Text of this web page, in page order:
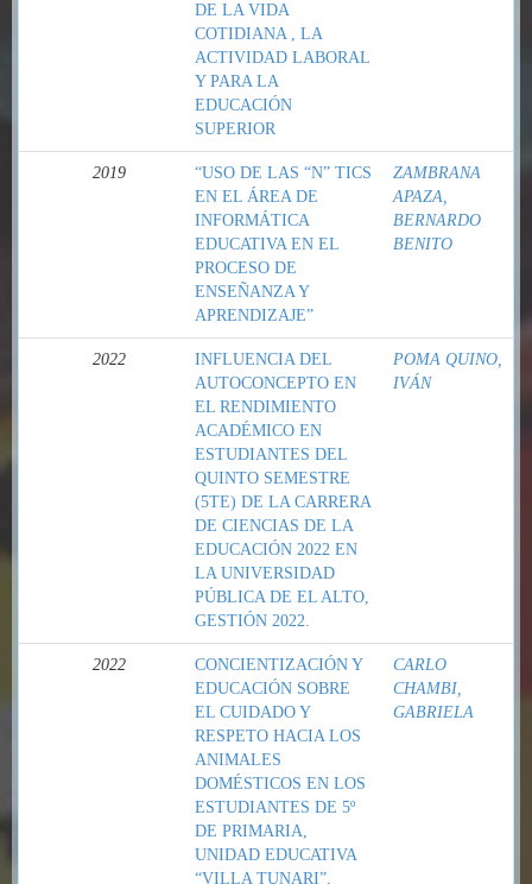
DE LA VIDA
COTIDIANA , LA
ACTIVIDAD LABORAL
Y PARA LA
EDUCACIÓN
SUPERIOR
2019
“USO DE LAS “N” TICS
EN EL ÁREA DE
INFORMÁTICA
EDUCATIVA EN EL
PROCESO DE
ENSEÑANZA Y
APRENDIZAJE”
ZAMBRANA
APAZA,
BERNARDO
BENITO
2022
INFLUENCIA DEL
AUTOCONCEPTO EN
EL RENDIMIENTO
ACADÉMICO EN
ESTUDIANTES DEL
QUINTO SEMESTRE
(5TE) DE LA CARRERA
DE CIENCIAS DE LA
EDUCACIÓN 2022 EN
LA UNIVERSIDAD
PÚBLICA DE EL ALTO,
GESTIÓN 2022.
POMA QUINO,
IVÁN
2022
CONCIENTIZACIÓN Y
EDUCACIÓN SOBRE
EL CUIDADO Y
RESPETO HACIA LOS
ANIMALES
DOMÉSTICOS EN LOS
ESTUDIANTES DE 5º
DE PRIMARIA,
UNIDAD EDUCATIVA
“VILLA TUNARI”,
CARLO
CHAMBI,
GABRIELA